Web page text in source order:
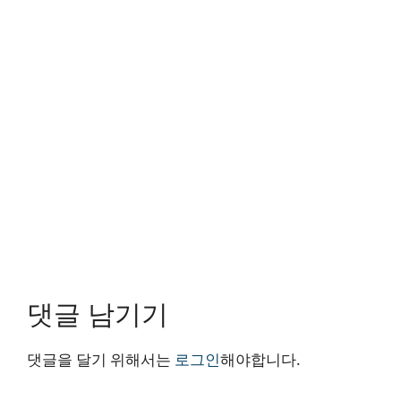
댓글 남기기
댓글을 달기 위해서는 로그인해야합니다.